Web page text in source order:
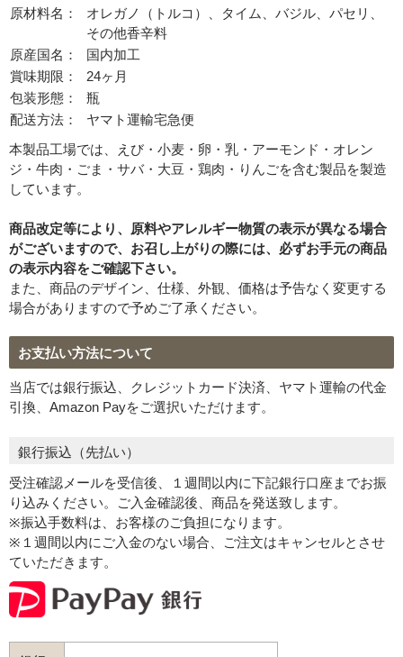
Eメール 電話 どちらでもよい
プライバシーポリシーをご確認ください。
プライバシーポリシーを確認しました。
原材料名：
オレガノ（トルコ）、タイム、バジル、パセリ、
その他香辛料
原産国名：
国内加工
賞味期限：
24ヶ月
包装形態：
瓶
配送方法：
ヤマト運輸宅急便
本製品工場では、えび・小麦・卵・乳・アーモンド・オレン
ジ・牛肉・ごま・サバ・大豆・鶏肉・りんごを含む製品を製造
しています。
商品改定等により、原料やアレルギー物質の表示が異なる場合
がございますので、お召し上がりの際には、必ずお手元の商品
の表示内容をご確認下さい。
また、商品のデザイン、仕様、外観、価格は予告なく変更する
場合がありますので予めご了承ください。
お支払い方法について
当店では銀行振込、クレジットカード決済、ヤマト運輸の代金
引換、Amazon Payをご選択いただけます。
銀行振込（先払い）
受注確認メールを受信後、１週間以内に下記銀行口座までお振
り込みください。ご入金確認後、商品を発送致します。
※振込手数料は、お客様のご負担になります。
※１週間以内にご入金のない場合、ご注文はキャンセルとさせ
ていただきます。